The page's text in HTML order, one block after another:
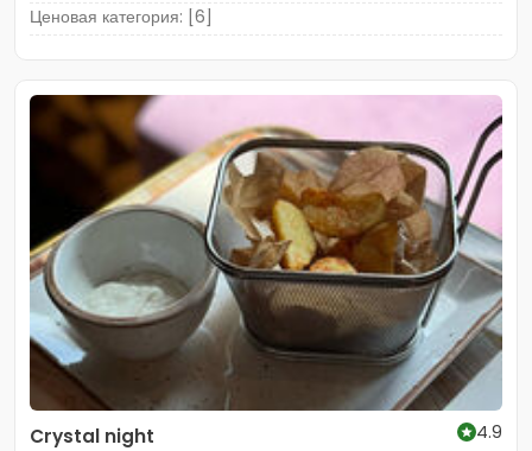
Ценовая категория: [6]
Crystal night
4.9